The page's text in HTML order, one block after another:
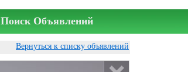
Поиск Объявлений
Вернуться к списку объявлений